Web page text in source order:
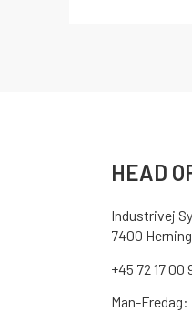
HEAD
Industrivej
7400 Herning
+45 72 17 00
Man-Fredag: